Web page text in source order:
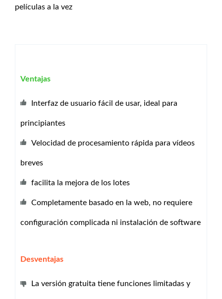
películas a la vez
Ventajas
Interfaz de usuario fácil de usar, ideal para
principiantes
Velocidad de procesamiento rápida para vídeos
breves
facilita la mejora de los lotes
Completamente basado en la web, no requiere
configuración complicada ni instalación de software
Desventajas
La versión gratuita tiene funciones limitadas y